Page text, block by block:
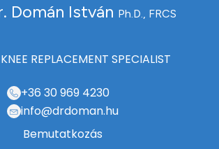
Domán István Ph.D., FRCS
REPLACEMENT SPECIALIST
+36 30 969 4230
info@drdoman.hu
Bemutatkozás